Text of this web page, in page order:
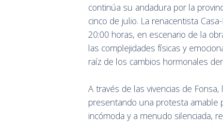
continúa su andadura por la
cinco de julio. La renacentista
20:00 horas, en escenario de la
las complejidades físicas y
raíz de los cambios hormonales
A través de las vivencias de
presentando una protesta amable
incómoda y a menudo silenciada,